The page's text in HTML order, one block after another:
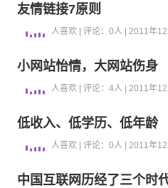
友情链接7原则
人喜欢 | 评论：0人 | 2011年12
小网站怡情，大网站伤身
人喜欢 | 评论：4人 | 2011年12
低收入、低学历、低年龄
人喜欢 | 评论：0人 | 2011年12
中国互联网历经了三个时